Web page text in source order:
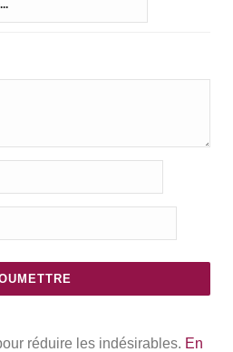
réduire les indésirables. En